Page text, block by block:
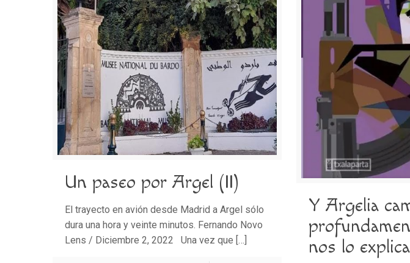
Un paseo por Argel (II)
El trayecto en avión desde Madrid a Argel sólo
dura una hora y veinte minutos. Fernando Novo
Lens / Diciembre 2, 2022 Una vez que […]
Y Argelia
nos lo